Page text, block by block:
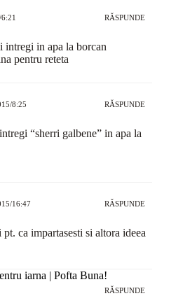
RĂSPUNDE
intregi in apa la borcan
pentru reteta
8:25 RĂSPUNDE
“sherri galbene” in apa la
16:47 RĂSPUNDE
ca impartasesti si altora ideea
iarna | Pofta Buna!
RĂSPUNDE